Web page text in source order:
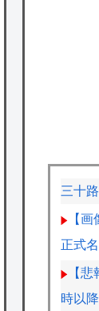
三十
【
正式
【
時以